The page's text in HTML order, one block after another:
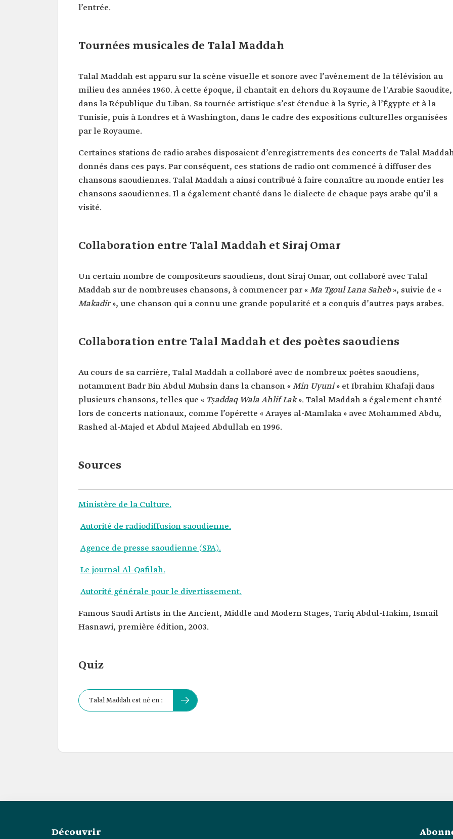
l’entrée.
Tournées musicales de Talal Maddah
Talal Maddah est apparu sur la scène visuelle et sonore avec l’avènement de la télévision au
milieu des années 1960. À cette époque, il chantait en dehors du Royaume de l'Arabie Saoudite,
dans la République du Liban. Sa tournée artistique s’est étendue à la Syrie, à l’Égypte et à la
Tunisie, puis à Londres et à Washington, dans le cadre des expositions culturelles organisées
par le Royaume.
Certaines stations de radio arabes disposaient d’enregistrements des concerts de Talal
donnés dans ces pays. Par conséquent, ces stations de radio ont commencé à diffuser des
chansons saoudiennes. Talal Maddah a ainsi contribué à faire connaître au monde entier les
chansons saoudiennes. Il a également chanté dans le dialecte de chaque pays arabe qu’il a
visité.
Collaboration entre Talal Maddah et Siraj Omar
Un certain nombre de compositeurs saoudiens, dont Siraj Omar, ont collaboré avec Talal
Maddah sur de nombreuses chansons, à commencer par «Ma Tgoul Lana Saheb», suivie de «
Makadir», une chanson qui a connu une grande popularité et a conquis d’autres pays arabes.
Collaboration entre Talal Maddah et des poètes saoudiens
Au cours de sa carrière, Talal Maddah a collaboré avec de nombreux poètes saoudiens,
notamment Badr Bin Abdul Muhsin dans la chanson «Min Uyuni» et Ibrahim Khafaji dans
plusieurs chansons, telles que « Tṣaddaq Wala Ahlif Lak». Talal Maddah a également chanté
lors de concerts nationaux, comme l’opérette « Arayes al-Mamlaka » avec Mohammed Abdu,
Rashed al-Majed et Abdul Majeed Abdullah en 1996.
Sources
Ministère de la Culture.
Autorité de radiodiffusion saoudienne.
Agence de presse saoudienne (SPA).
Le journal Al-Qafilah.
Autorité générale pour le divertissement.
Famous Saudi Artists in the Ancient, Middle and Modern Stages, Tariq Abdul-Hakim, Ismail
Hasnawi, première édition, 2003.
Quiz
Talal Maddah est né en :
Découvrir